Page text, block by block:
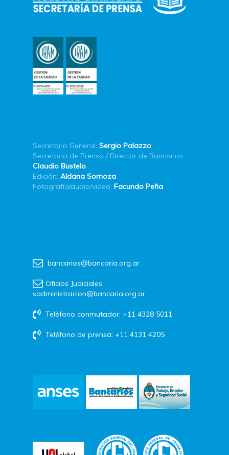
Secretario General: Sergio Palazzo
Secretario de Prensa / Director de Bancarios:
Claudio Bustelo
Edición: Aldana Somoza
Fotografía/audio/video: Facundo Peña
bancarios@bancaria.org.ar
Oficios Judiciales
sadministracion@bancaria.org.ar
Teléfono conmutador: +11 4328 5011
Teléfono de prensa: +11 4131 4205